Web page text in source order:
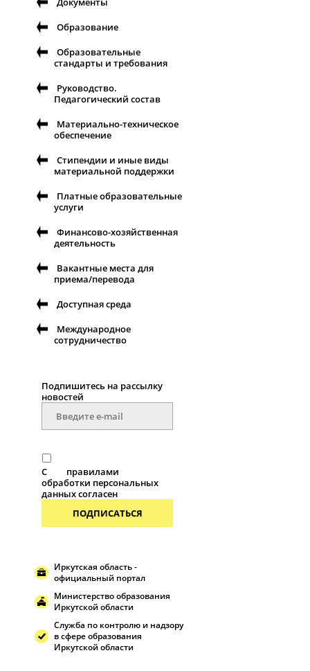
Образование
Образовательные
стандарты и требования
Руководство.
Педагогический состав
Материально-техническое
обеспечение
Стипендии и иные виды
материальной поддержки
Платные образовательные
услуги
Финансово-хозяйственная
деятельность
Вакантные места для
приема/перевода
Доступная среда
Международное
сотрудничество
Подпишитесь на рассылку
новостей
С
правилами
обработки персональных
данных согласен
ПОДПИСАТЬСЯ
Иркутская область -
официальный портал
Министерство образования
Иркутской области
Служба по контролю и надзору
в сфере образования
Иркутской области